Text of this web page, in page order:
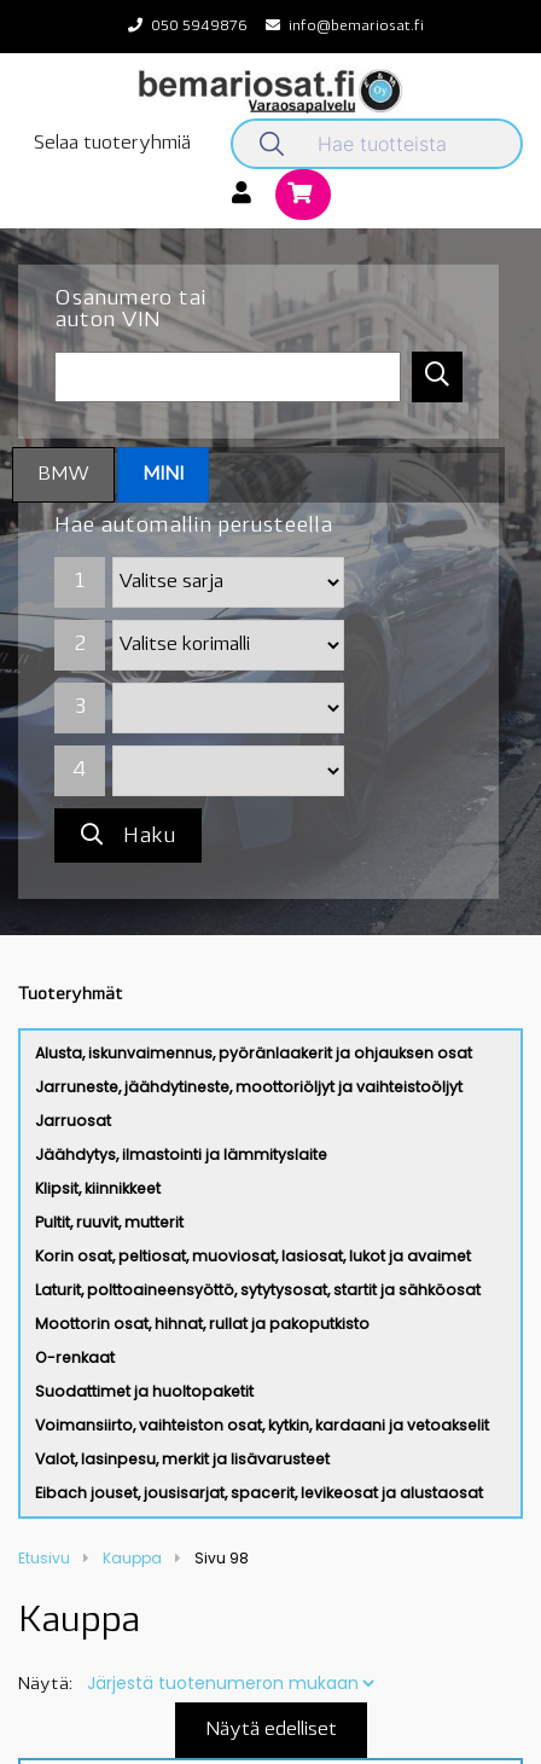
content
050 5949876 info@bemariosat.fi
Selaa tuoteryhmiä
Osanumero tai
auton VIN
BMW MINI
Hae automallin perusteella
1
1
2
2
3
4
Haku
Tuoteryhmät
Alusta, iskunvaimennus, pyöränlaakerit ja ohjauksen osat
Jarruneste, jäähdytineste, moottoriöljyt ja vaihteistoöljyt
Jarruosat
Jäähdytys, ilmastointi ja lämmityslaite
Klipsit, kiinnikkeet
Pultit, ruuvit, mutterit
Korin osat, peltiosat, muoviosat, lasiosat, lukot ja avaimet
Laturit, polttoaineensyöttö, sytytysosat, startit ja sähköosat
Moottorin osat, hihnat, rullat ja pakoputkisto
O-renkaat
Suodattimet ja huoltopaketit
Voimansiirto, vaihteiston osat, kytkin, kardaani ja vetoakselit
Valot, lasinpesu, merkit ja lisävarusteet
Eibach jouset, jousisarjat, spacerit, levikeosat ja alustaosat
Etusivu Kauppa Sivu 98
Kauppa
Näytä:
Näytä edelliset